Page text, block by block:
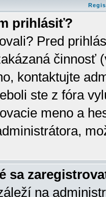
prihlásiť?
Pred
činnosť
kontaktujte
ste z fóra
meno a
sa
na